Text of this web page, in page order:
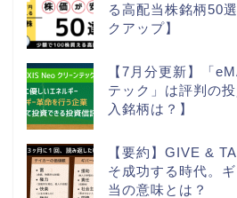
る高配当株銘柄50
クアップ】
【7月分更新】「
テック」は評判の
入銘柄は？】
【要約】GIVE &
そ成功する時代。
当の意味とは？